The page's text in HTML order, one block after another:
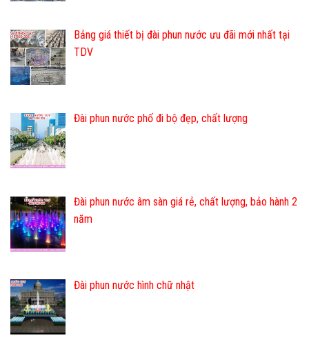
Bảng giá thiết bị đài phun nước ưu đãi mới nhất tại
TDV
Đài phun nước phố đi bộ đẹp, chất lượng
Đài phun nước âm sàn giá rẻ, chất lượng, bảo hành 2
năm
Đài phun nước hình chữ nhật